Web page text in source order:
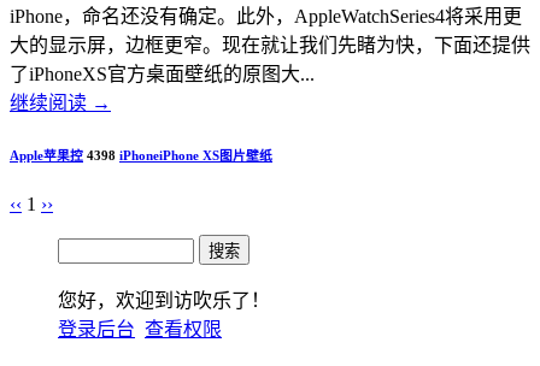
iPhone，命名还没有确定。此外，AppleWatchSeries4将采用更
大的显示屏，边框更窄。现在就让我们先睹为快，下面还提供
了iPhoneXS官方桌面壁纸的原图大...
继续阅读 →
Apple苹果控 4398 iPhoneiPhone XS图片壁纸
‹‹ 1 ››
您好，欢迎到访吹乐了！
登录后台 查看权限